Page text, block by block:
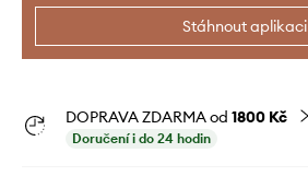
Stáhnout aplikaci
DOPRAVA ZDARMA od 1800 Kč
Doručení i do 24 hodin